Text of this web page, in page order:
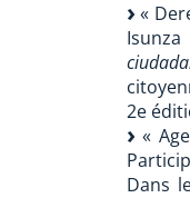
«
2e
«
Dans